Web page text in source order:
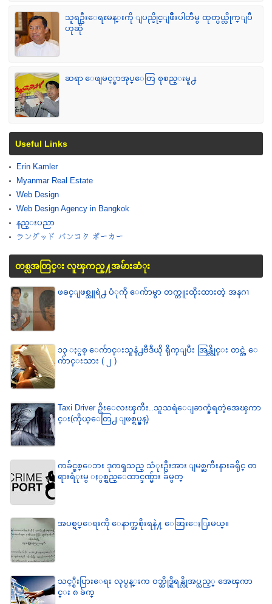
သူရဦးေရႊမန္းကို ျပည္ခိုင္ျဖိဳးပါတီမွ ထုတ္ပယ္လိုက္ျပီ
ဟုဆို
ဆရာ ေဖျမင့္စာအုပ္ေတြ စုစည္းမူ႕
Useful Links
Erin Kamler
Myanmar Real Estate
Web Design
Web Design Agency in Bangkok
နည္းပညာ
ラングッド バンコク ポーカー
တစ္လအတြင္း လူၾကည္႔အမ်ားဆံုး
ဖခင္ျဖစ္သူရဲ႕ ပံုကို ေက်ာမွာ တက္တူးထိုးထားတဲ့ အနဂၢ
၁၃ ႏွစ္ ေက်ာင္းသူနဲ႕ဗီဒီယို ရိုက္ျပီး အြန္လိုင္း တင္တဲ့ ေ
က်ာင္းသား ( ၂ )
Taxi Driver ဦးေလးၾကီး..သူသရဲေျခာက္ခံရတဲ့အေၾကာ
င္း(ကိုယ္ေတြ႕ ျဖစ္ရပ္မွန္)
ကခ်င္စစ္ေဘး ဒုကၡသည္ သံုးဦးအား ျမစ္ႀကီးနားခရိုင္ တ
ရားရံုးမွ ႏွစ္ရွည္ေထာင္ဒဏ္မ်ား ခ်မွတ္
အပစ္ရပ္ေရးကို ေနာက္အစိုးရနဲ႔ ေဆြးေႏြးမယ္။
သင့္စီးပြားေရး လုပ္ငန္းက ဝဘ္ဆိုဒ္ရွိရန္လိုအပ္သည့္ အေၾကာ
င္း ၈ ခ်က္